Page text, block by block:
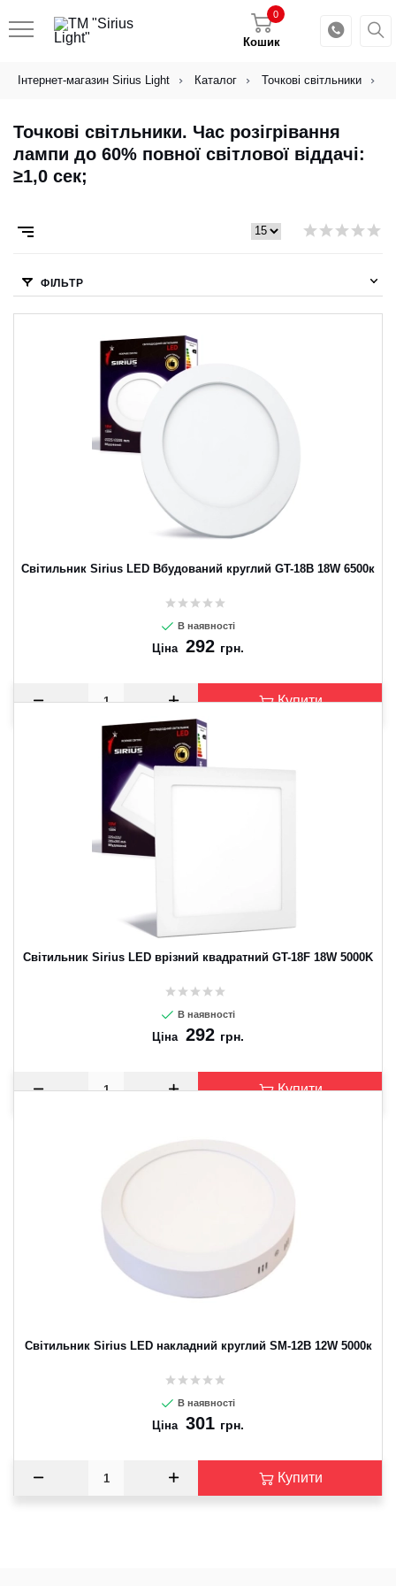
Кошик
0
Інтернет-магазин Sirius Light Каталог Точкові світльники
Точкові світльники. Час розігрівання
лампи до 60% повної світлової віддачі:
≥1,0 сек;
ФІЛЬТР
Світильник Sirius LED Вбудований круглий GT-18B 18W 6500к
В наявності
Ціна 292 грн.
Купити
Світильник Sirius LED врізний квадратний GT-18F 18W 5000K
В наявності
Ціна 292 грн.
Купити
Світильник Sirius LED накладний круглий SM-12B 12W 5000к
В наявності
Ціна 301 грн.
Купити